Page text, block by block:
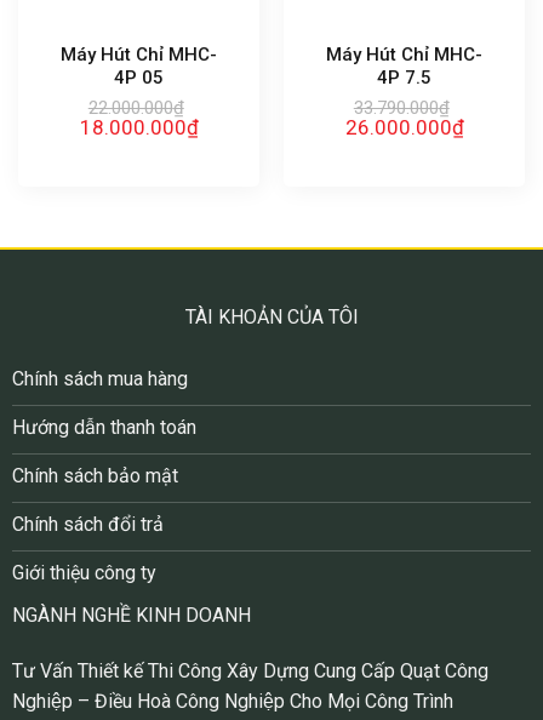
Máy Hút Chỉ MHC-
4P 05
22.000.000₫
Giá
18.000.000₫Giá
hiện
Máy Hút Chỉ MHC-
4P 7.5
33.790.000₫
Giá
26.000.000₫Giá
hiện
TÀI KHOẢN CỦA TÔI
Chính sách mua hàng
Hướng dẫn thanh toán
Chính sách bảo mật
Chính sách đổi trả
Giới thiệu công ty
NGÀNH NGHỀ KINH DOANH
Tư Vấn Thiết kế Thi Công Xây Dựng Cung Cấp Quạt Công
Nghiệp – Điều Hoà Công Nghiệp Cho Mọi Công Trình